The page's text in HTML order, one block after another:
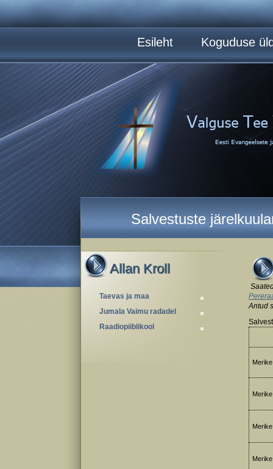
Allan Kroll
Taevas ja maa
Jumala Vaimu radadel
Raadiopiiblikool
Antud
Esileht Koguduse
Salvestuste